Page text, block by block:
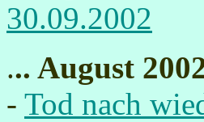
30.09.2002
... August
- Tod nach